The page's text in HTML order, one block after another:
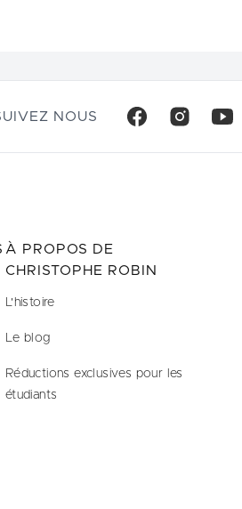
NOUS
À PROPOS DE
CHRISTOPHE ROBIN
L'histoire
Le blog
Réductions exclusives pour les
étudiants